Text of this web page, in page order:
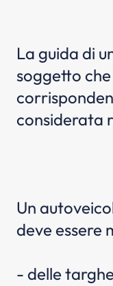
La guida di
soggetto
considerata
Un
deve essere
- delle targhe